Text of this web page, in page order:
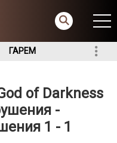
ГАРЕМ
of Darkness
-
1 - 1